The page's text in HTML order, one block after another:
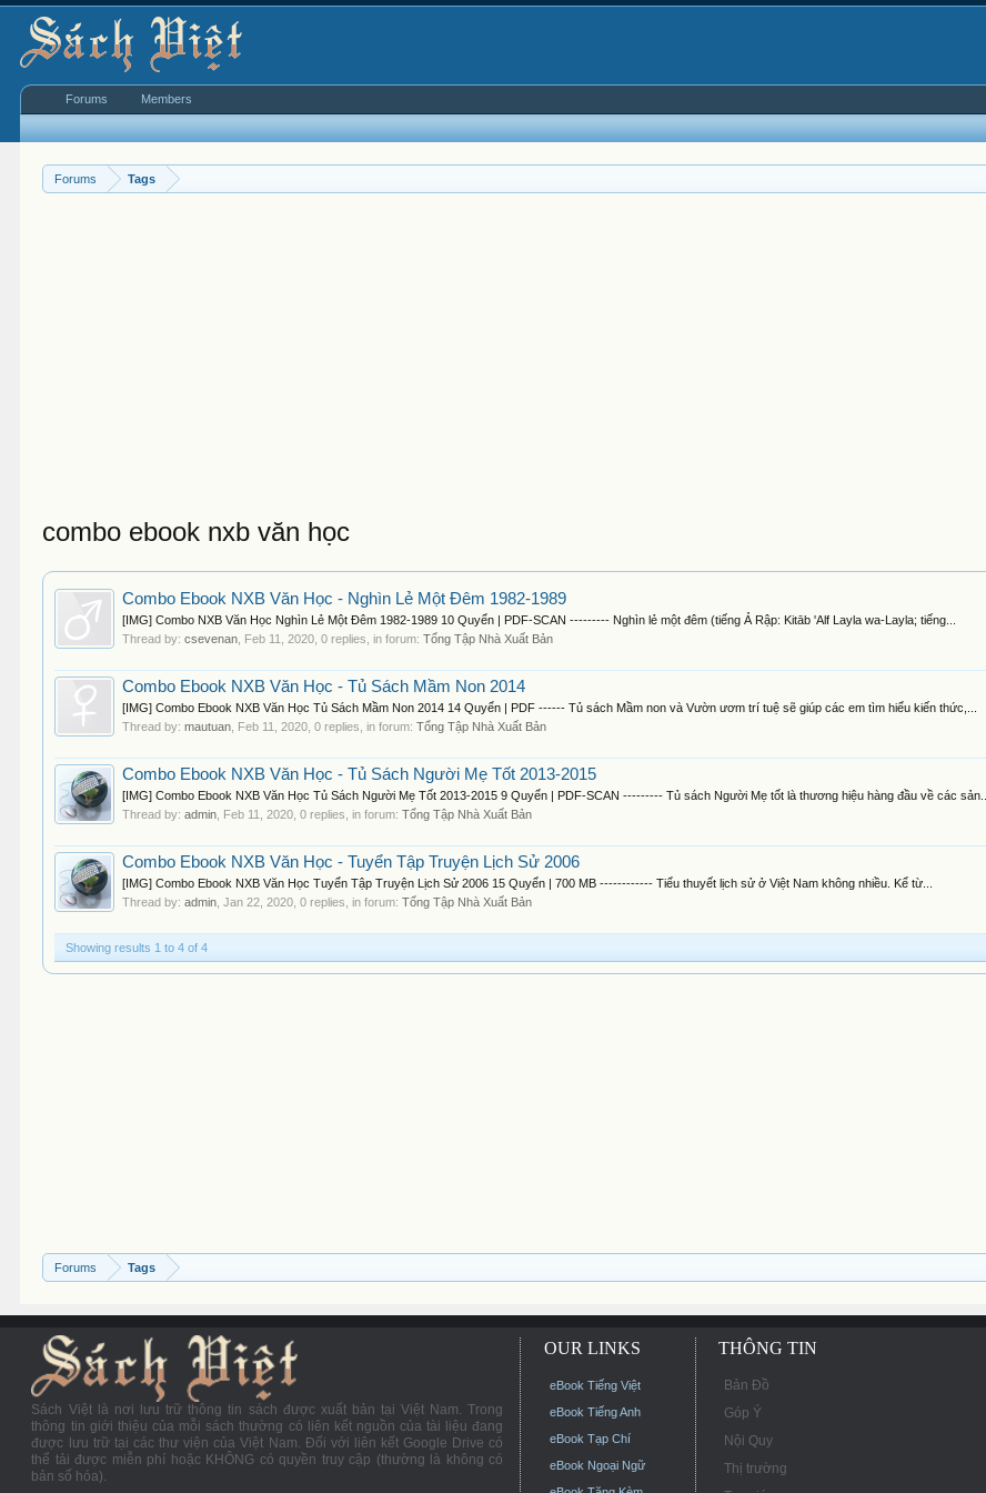
Forums Tags
combo ebook nxb văn học
Combo Ebook NXB Văn Học - Nghìn Lẻ Một Đêm 1982-1989
[IMG] Combo NXB Văn Học Nghìn Lẻ Một Đêm 1982-1989 10 Quyển | PDF-SCAN --------- Nghìn lẻ một đêm (tiếng Ả Rập: Kitāb 'Alf Layla wa-Layla; tiếng...
Thread by:csevenan Feb 11, 2020 , 0 replies, in forum:Tổng Tập Nhà Xuất Bản
Combo Ebook NXB Văn Học - Tủ Sách Mầm Non 2014
[IMG] Combo Ebook NXB Văn Học Tủ Sách Mầm Non 2014 14 Quyển | PDF ------ Tủ sách Mầm non và Vườn ươm trí tuệ sẽ giúp các em tìm hiểu kiến thức,...
Thread by:mautuan Feb 11, 2020 , 0 replies, in forum:Tổng Tập Nhà Xuất Bản
Combo Ebook NXB Văn Học - Tủ Sách Người Mẹ Tốt 2013-2015
[IMG] Combo Ebook NXB Văn Học Tủ Sách Người Mẹ Tốt 2013-2015 9 Quyển | PDF-SCAN --------- Tủ sách Người Mẹ tốt là thương hiệu hàng đầu về các sản...
Thread by:admin Feb 11, 2020 , 0 replies, in forum:Tổng Tập Nhà Xuất Bản
Combo Ebook NXB Văn Học - Tuyển Tập Truyện Lịch Sử 2006
[IMG] Combo Ebook NXB Văn Học Tuyển Tập Truyện Lịch Sử 2006 15 Quyển | 700 MB ------------ Tiểu thuyết lịch sử ở Việt Nam không nhiều. Kể từ...
Thread by:admin ,Jan 22, 2020 , 0 replies, in forum:Tổng Tập Nhà Xuất Bản
Showing results 1 to 4 of 4
Forums Tags
Forums Members
Sách Việt là nơi lưu trữ thông tin sách được xuất bản tại Việt Nam. Trong
thông tin giới thiệu của mỗi sách thường có liên kết nguồn của tài liệu đang
được lưu trữ tại các thư viện của Việt Nam. Đối với liên kết Google Drive có
thể tải được miễn phí hoặc KHÔNG có quyền truy cập (thường là không có
bản số hóa).
OUR LINKS
eBook Tiếng Việt
eBook Tiếng Anh
eBook Tạp Chí
eBook Ngoại Ngữ
THÔNG TIN
Bản Đồ
Góp Ý
Nội Quy
Thị trường